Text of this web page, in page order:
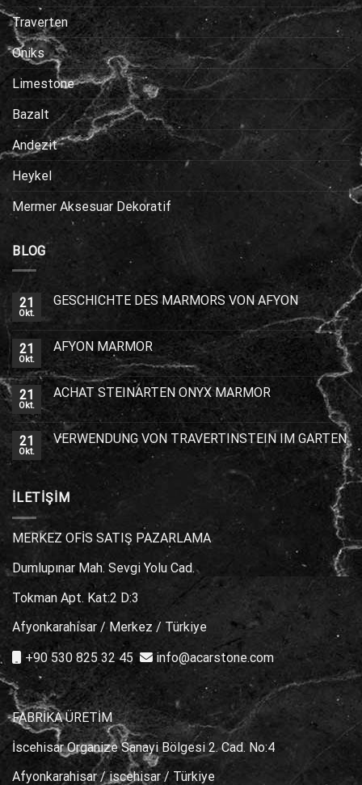
Traverten
Oniks
Limestone
Bazalt
Andezit
Heykel
Mermer Aksesuar Dekoratif
BLOG
21
Okt.
GESCHICHTE DES MARMORS VON AFYON
21
Okt.
AFYON MARMOR
21
Okt.
ACHAT STEINARTEN ONYX MARMOR
21
Okt.
VERWENDUNG VON TRAVERTINSTEIN IM GARTEN
İLETİŞİM
MERKEZ OFİS SATIŞ PAZARLAMA
Dumlupınar Mah. Sevgi Yolu Cad.
Tokman Apt. Kat:2 D:3
Afyonkarahisar / Merkez / Türkiye
+90 530 825 32 45
info@acarstone.com
FABRİKA ÜRETİM
İscehisar Organize Sanayi Bölgesi 2. Cad. No:4
Afyonkarahisar / iscehisar / Türkiye